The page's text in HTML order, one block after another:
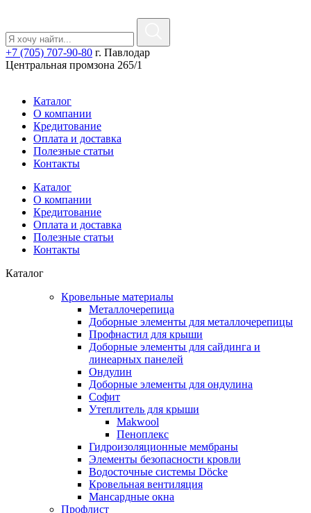
+7 (705) 707-90-80 г. Павлодар
Центральная промзона 265/1
Каталог
О компании
Кредитование
Оплата и доставка
Полезные статьи
Контакты
Каталог
О компании
Кредитование
Оплата и доставка
Полезные статьи
Контакты
Каталог
Кровельные материалы
Металлочерепица
Доборные элементы для металлочерепицы
Профнастил для крыши
Доборные элементы для сайдинга и
линеарных панелей
Ондулин
Доборные элементы для ондулина
Софит
Утеплитель для крыши
Makwool
Пеноплекс
Гидроизоляционные мембраны
Элементы безопасности кровли
Водосточные системы Döcke
Кровельная вентиляция
Мансардные окна
Профлист